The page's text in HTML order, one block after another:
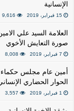
الإنسانية
15 فبراير، 2019 9,616
العلامة السيد علي
صورة التعايش الأخوي
7 فبراير، 2019 8,008
أمين عام مجلس حكماء
الحوار الحضاري
1 فبراير، 2019 3,557